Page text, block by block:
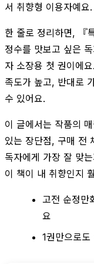
서 취향형 이용자예요.
한 줄로 정리하면, 『
정수를 맛보고 싶은
자 소장용 첫 권이에
족도가 높고, 반대로
수 있어요.
이 글에서는 작품의
있는 장단점, 구매 전
독자에게 가장 잘 맞
이 책이 내 취향인지
고전 순정만
요
1권만으로